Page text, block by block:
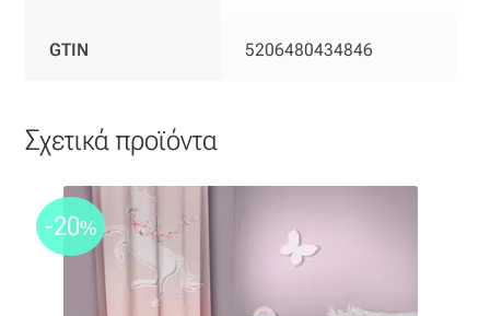
Υφαντό
Φλάμα
Φόδρα
GTIN 5206480434846
Σχετικά προϊόντα
-20%